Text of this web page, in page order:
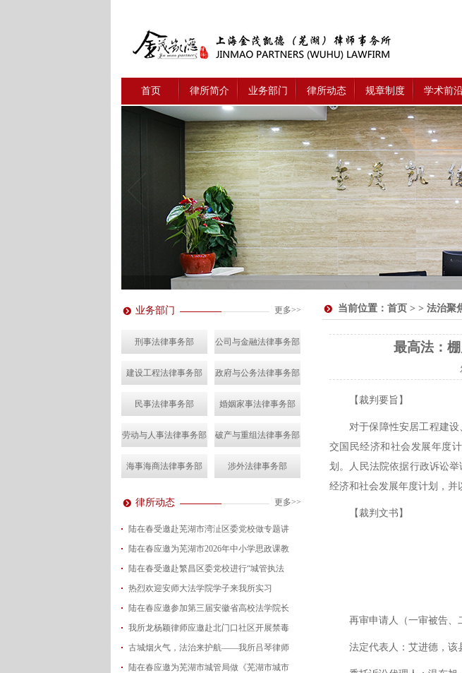
首页 律所简介 业务部门 律所动态 规章制度 学术前
业务部门 更多>>
刑事法律事务部 公司与金融法律事务部
建设工程法律事务部 政府与公务法律事务部
民事法律事务部 婚姻家事法律事务部
劳动与人事法律事务部 破产与重组法律事务部
海事海商法律事务部 涉外法律事务部
律所动态 更多>>
陆在春受邀赴芜湖市湾沚区委党校做专题讲
2026-08-04
陆在春应邀为芜湖市2026年中小学思政课教
2026-07-24
陆在春受邀赴繁昌区委党校进行“城管执法
2026-07-15
热烈欢迎安师大法学院学子来我所实习
2026-07-01
陆在春应邀参加第三届安徽省高校法学院长
2026-06-29
我所龙杨颖律师应邀赴北门口社区开展禁毒
2026-06-18
古城烟火气，法治来护航——我所吕琴律师
2026-05-21
陆在春应邀为芜湖市城管局做《芜湖市城市
当前位置： 首页 > > 法治聚
最高法：
【裁判要旨】
对于保障性安居工程建
交国民经济和社会发展年度
划。人民法院依据行政诉讼
经济和社会发展年度计划，并
【裁判文书】
再审申请人（一审被告、
法定代表人：艾进德，该